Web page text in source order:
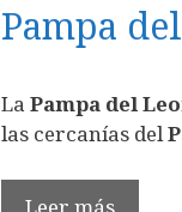
Pampa
La Pampa del
las cercanías del
Leer más